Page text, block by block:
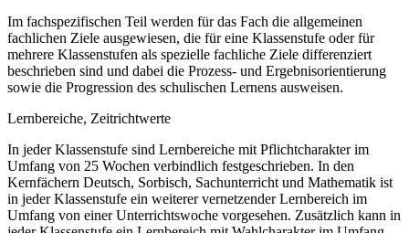
Im fachspezifischen Teil werden für das Fach die allgemeinen
fachlichen Ziele ausgewiesen, die für eine Klassenstufe oder für
mehrere Klassenstufen als spezielle fachliche Ziele differenziert
beschrieben sind und dabei die Prozess- und Ergebnisorientierung
sowie die Progression des schulischen Lernens ausweisen.
Lernbereiche, Zeitrichtwerte
In jeder Klassenstufe sind Lernbereiche mit Pflichtcharakter im
Umfang von 25 Wochen verbindlich festgeschrieben. In den
Kernfächern Deutsch, Sorbisch, Sachunterricht und Mathematik ist
in jeder Klassenstufe ein weiterer vernetzender Lernbereich im
Umfang von einer Unterrichtswoche vorgesehen. Zusätzlich kann in